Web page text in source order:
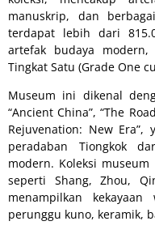
manuskrip, dan
terdapat lebih dari
artefak budaya
Tingkat Satu (Grade One
Museum ini dikenal
“Ancient China”, “The
Rejuvenation: New
peradaban Tiongkok
modern. Koleksi
seperti Shang, Zhou,
menampilkan
perunggu kuno, keramik,